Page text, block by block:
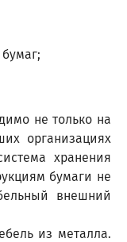
не только на
организациях
хранения
бумаги не
внешний
из металла.